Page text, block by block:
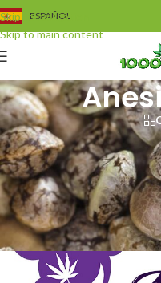
Skip to navigation
Skip to main content
ESPAÑOL
Semillas de
Anesia Seeds